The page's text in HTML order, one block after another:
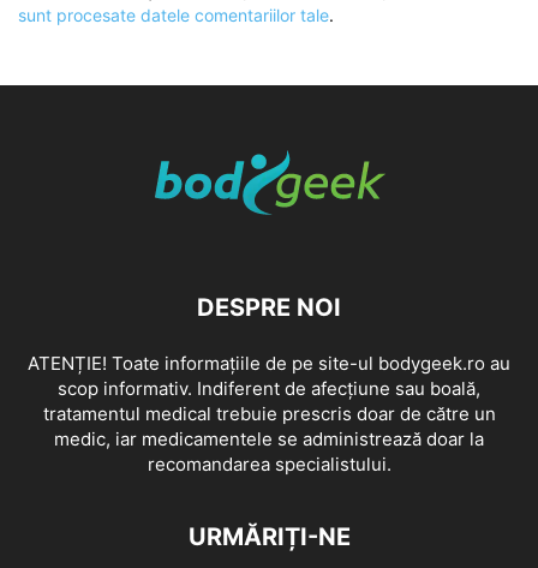
sunt procesate datele comentariilor tale.
DESPRE NOI
ATENȚIE! Toate informațiile de pe site-ul bodygeek.ro au
scop informativ. Indiferent de afecțiune sau boală,
tratamentul medical trebuie prescris doar de către un
medic, iar medicamentele se administrează doar la
recomandarea specialistului.
URMĂRIȚI-NE